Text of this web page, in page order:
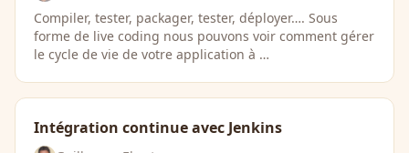
Compiler, tester, packager, tester, déployer…. Sous
forme de live coding nous pouvons voir comment gérer
le cycle de vie de votre application à …
Intégration continue avec Jenkins